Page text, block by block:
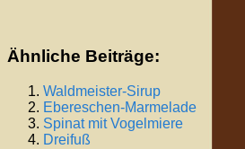
Ähnliche Beiträge:
Waldmeister-Sirup
Ebereschen-Marmelade
Spinat mit Vogelmiere
Dreifuß